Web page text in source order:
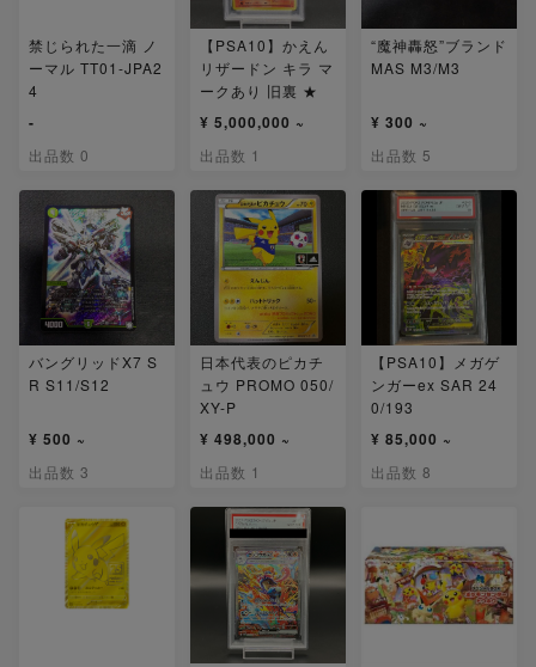
禁じられた一滴 ノ
ーマル TT01-JPA2
4
-
出品数 0
【PSA10】かえん
リザードン キラ マ
ークあり 旧裏 ★
¥ 5,000,000 ~
出品数 1
“魔神轟怒”ブランド
MAS M3/M3
¥ 300 ~
出品数 5
バングリッドX7 S
R S11/S12
¥ 500 ~
出品数 3
日本代表のピカチ
ュウ PROMO 050/
XY-P
¥ 498,000 ~
出品数 1
【PSA10】メガゲ
ンガーex SAR 24
0/193
¥ 85,000 ~
出品数 8